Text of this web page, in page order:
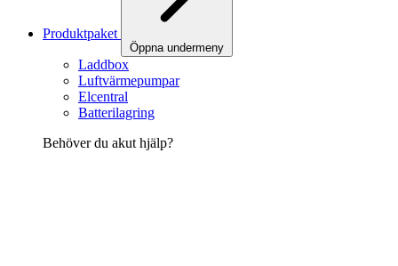
Produktpaket
Öppna undermeny
Laddbox
Luftvärmepumpar
Elcentral
Batterilagring
Behöver du akut hjälp?